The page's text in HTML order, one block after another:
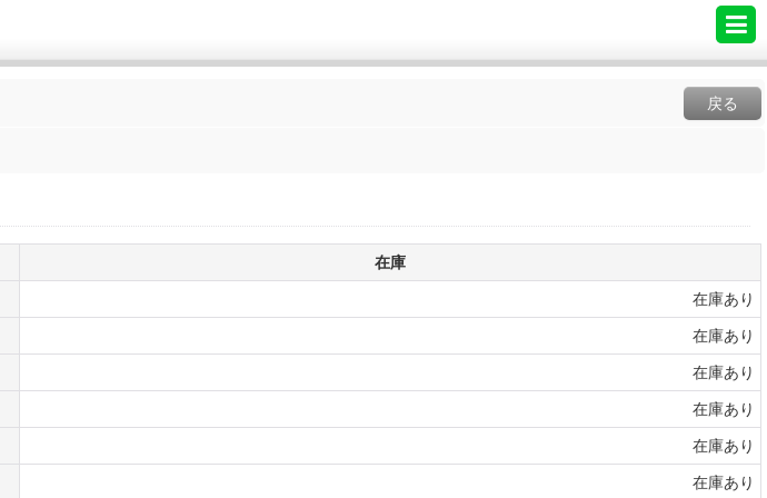
戻る
在庫
在庫あり
在庫あり
在庫あり
在庫あり
在庫あり
在庫あり